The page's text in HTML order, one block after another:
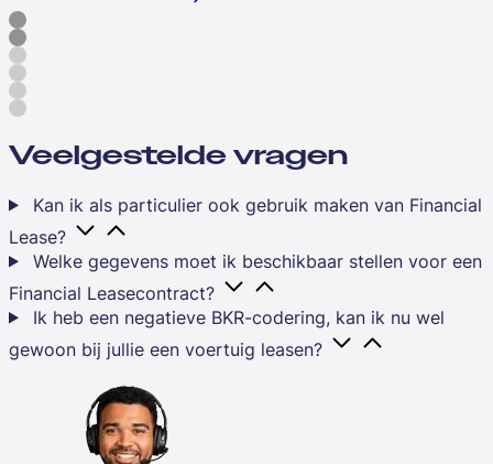
Veelgestelde vragen
Kan ik als particulier ook gebruik maken van Financial
Lease?
Welke gegevens moet ik beschikbaar stellen voor een
Financial Leasecontract?
Ik heb een negatieve BKR-codering, kan ik nu wel
gewoon bij jullie een voertuig leasen?